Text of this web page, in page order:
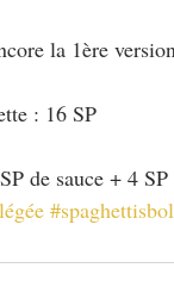
la 1ère
: 16 SP
de sauce + 4 SP